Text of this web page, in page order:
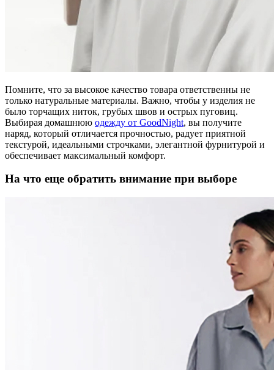
Помните, что за высокое качество товара ответственны не
только натуральные материалы. Важно, чтобы у изделия не
было торчащих ниток, грубых швов и острых пуговиц.
Выбирая домашнюю одежду от GoodNight, вы получите
наряд, который отличается прочностью, радует приятной
текстурой, идеальными строчками, элегантной фурнитурой и
обеспечивает максимальный комфорт.
На что еще обратить внимание при выборе